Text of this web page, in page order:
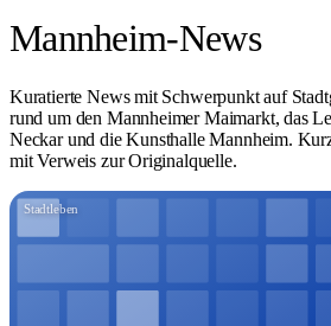
Mannheim-News
Kuratierte News mit Schwerpunkt auf
rund um den Mannheimer Maimarkt, das
Neckar und die Kunsthalle Mannheim.
mit Verweis zur Originalquelle.
Stadtleben